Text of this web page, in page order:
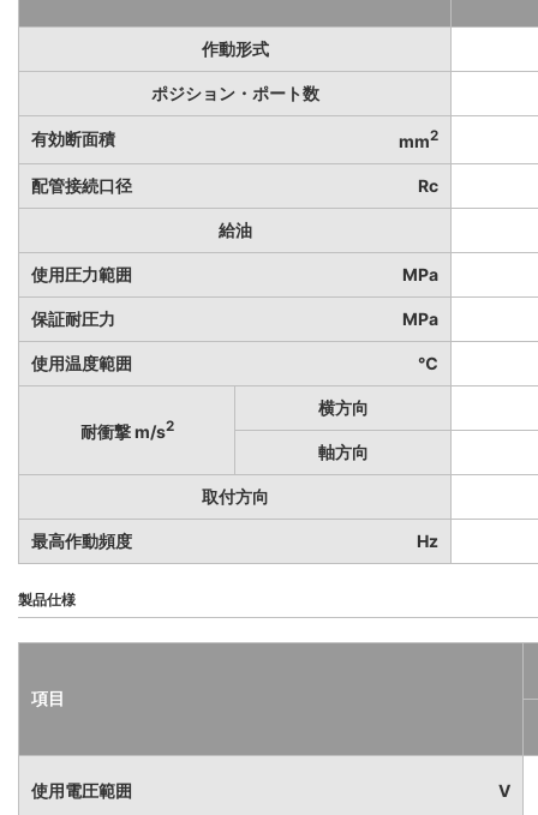
作動形式
ポジション・ポート数
有効断面積 mm2
配管接続口径 Rc
給油
使用圧力範囲 MPa
保証耐圧力 MPa
使用温度範囲 ℃
耐衝撃 m/s2
横方向
軸方向
取付方向
最高作動頻度 Hz
製品仕様
項目
使用電圧範囲 V